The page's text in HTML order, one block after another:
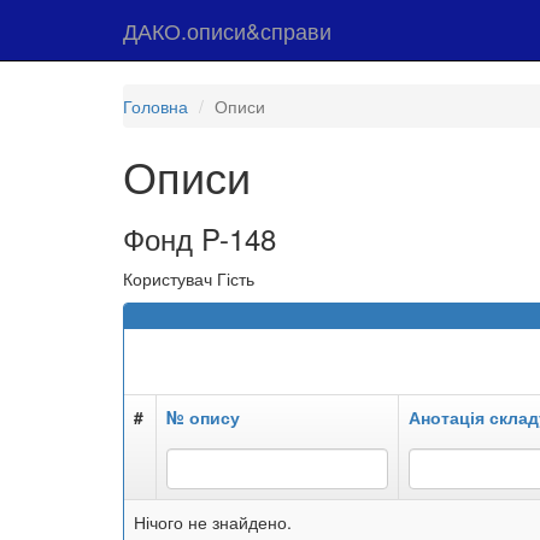
ДАКО.описи&справи
Головна Описи
Описи
Фонд P-148
Користувач Гість
# № опису Анотація
Нічого не знайдено.